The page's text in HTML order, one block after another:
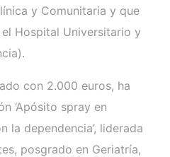
y Comunitaria y que
Hospital Universitario y
con 2.000 euros, ha
‘Apósito spray en
la dependencia’, liderada
posgrado en Geriatría,